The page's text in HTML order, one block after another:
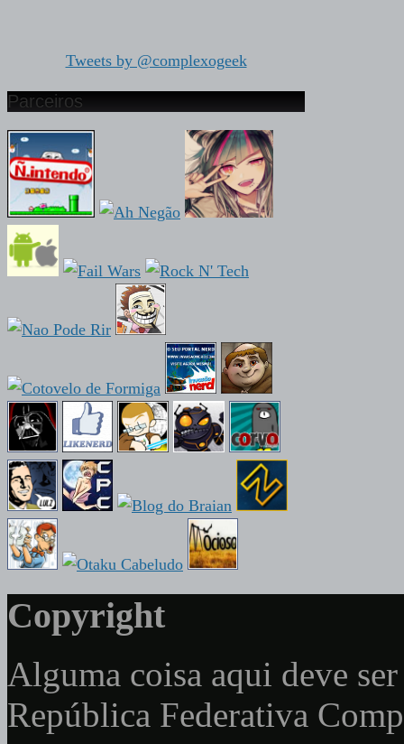
Tweets by @complexogeek
Parceiros
Copyright
Alguma coisa aqui deve
República Federativa